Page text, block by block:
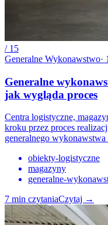
/ 15
Generalne Wykonawstwo·
Generalne
jak wygląda proces
Centra logistyczne,
kroku przez proces
generalnego
obiekty-logistyczne
magazyny
generalne-
7 min czytaniaCzytaj →